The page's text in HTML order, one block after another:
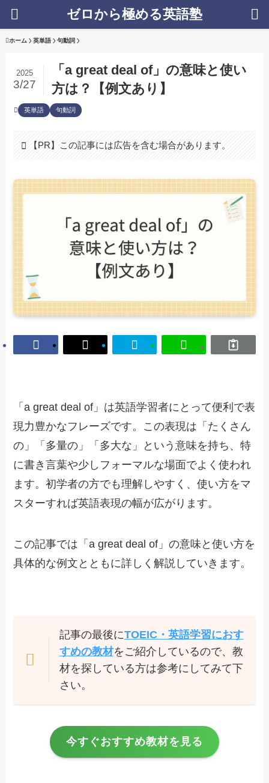
ゼロから極める英語塾
ホーム 英単語 句動詞
「a great deal of」の意味と使い
方は？【例文あり】
2025
3/27
英単語 句動詞
【PR】この記事には広告を含む場合があります。
「a great deal of」は英語学習者にとって便利で表
現力豊かなフレーズです。この表現は「たくさん
の」「多量の」「多大な」という意味を持ち、特
に書き言葉や少しフォーマルな場面でよく使われ
ます。初学者の方でも理解しやすく、使い方をマ
スターすれば英語表現の幅が広がります。
この記事では「a great deal of」の意味と使い方を
具体的な例文とともに詳しく解説していきます。
記事の最後にTOEIC・英語学習におす
すめの教材をご紹介しているので、教
材を探している方は参考にしてみて下
さい。
今すぐおすすめ教材を見る